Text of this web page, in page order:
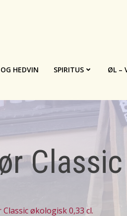
HEDVIN SPIRITUS ØL –
økologisk 0,33 cl.